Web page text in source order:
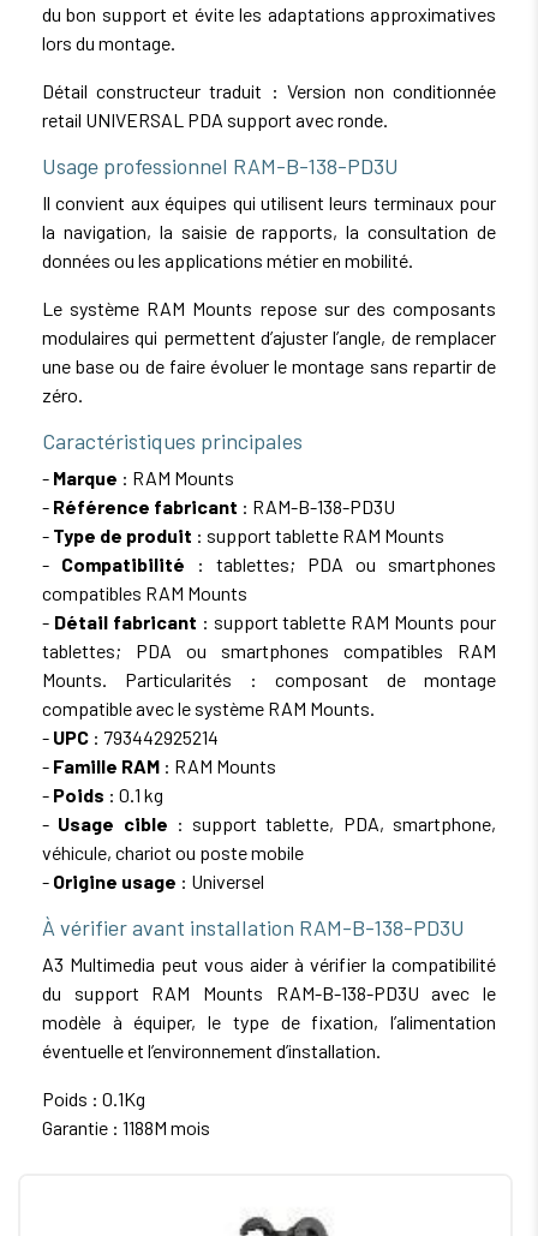
du bon support et évite les adaptations approximatives
lors du montage.
Détail constructeur traduit : Version non conditionnée
retail UNIVERSAL PDA support avec ronde.
Usage professionnel RAM-B-138-PD3U
Il convient aux équipes qui utilisent leurs terminaux pour
la navigation, la saisie de rapports, la consultation de
données ou les applications métier en mobilité.
Le système RAM Mounts repose sur des composants
modulaires qui permettent d’ajuster l’angle, de remplacer
une base ou de faire évoluer le montage sans repartir de
zéro.
Caractéristiques principales
- Marque : RAM Mounts
- Référence fabricant : RAM-B-138-PD3U
- Type de produit : support tablette RAM Mounts
- Compatibilité : tablettes; PDA ou smartphones
compatibles RAM Mounts
- Détail fabricant : support tablette RAM Mounts pour
tablettes; PDA ou smartphones compatibles RAM
Mounts. Particularités : composant de montage
compatible avec le système RAM Mounts.
- UPC : 793442925214
- Famille RAM : RAM Mounts
- Poids : 0.1 kg
- Usage cible : support tablette, PDA, smartphone,
véhicule, chariot ou poste mobile
- Origine usage : Universel
À vérifier avant installation RAM-B-138-PD3U
A3 Multimedia peut vous aider à vérifier la compatibilité
du support RAM Mounts RAM-B-138-PD3U avec le
modèle à équiper, le type de fixation, l’alimentation
éventuelle et l’environnement d’installation.
Poids : 0.1Kg
Garantie : 1188M mois